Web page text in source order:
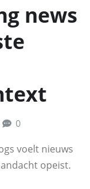
news
0
voelt nieuws
opeist.